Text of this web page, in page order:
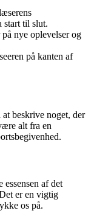
start til slut.
nye oplevelser og
på kanten af
beskrive noget, der
alt fra en
af det
er en vigtig
os på.